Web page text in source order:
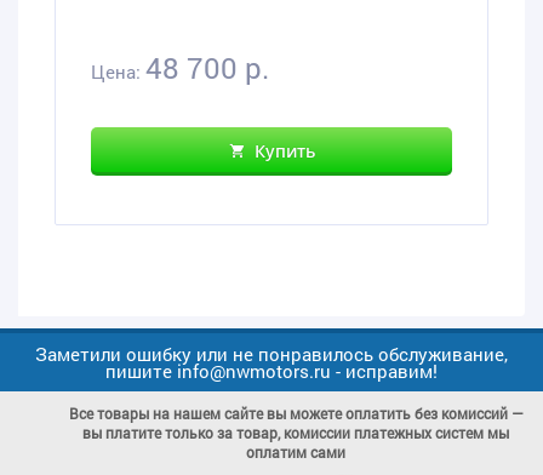
Цена: 48 700 р.
Купить
Заметили ошибку или не понравилось обслуживание,
пишите info@nwmotors.ru - исправим!
Все товары на нашем сайте вы можете оплатить без комиссий —
вы платите только за товар, комиссии платежных систем мы
оплатим сами